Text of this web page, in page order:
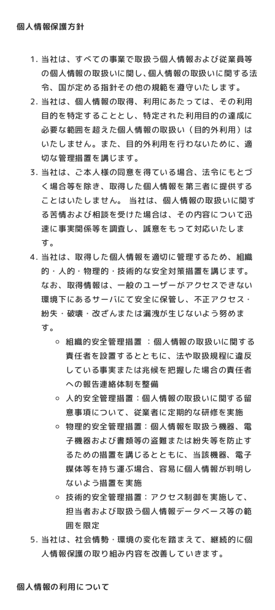
個人情報保護方針
当社は、すべての事業で取扱う個人情報および従業員等
の個人情報の取扱いに関し､個人情報の取扱いに関する法
令、国が定める指針その他の規範を遵守いたします。
当社は、個人情報の取得、利用にあたっては、その利用
目的を特定することとし、特定された利用目的の達成に
必要な範囲を超えた個人情報の取扱い（目的外利用）は
いたしません。また、目的外利用を行わないために、適
切な管理措置を講じます。
当社は、ご本人様の同意を得ている場合、法令にもとづ
く場合等を除き、取得した個人情報を第三者に提供する
ことはいたしません。 当社は、個人情報の取扱いに関す
る苦情および相談を受けた場合は、その内容について迅
速に事実関係等を調査し、誠意をもって対応いたしま
す。
当社は、取得した個人情報を適切に管理するため、組織
的・人的・物理的・技術的な安全対策措置を講じます。
なお、取得情報は、一般のユーザーがアクセスできない
環境下にあるサーバにて安全に保管し、不正アクセス・
紛失・破壊・改ざんまたは漏洩が生じないよう努めま
す。
組織的安全管理措置 ：個人情報の取扱いに関する
責任者を設置するとともに、法や取扱規程に違反
している事実または兆候を把握した場合の責任者
への報告連絡体制を整備
人的安全管理措置：個人情報の取扱いに関する留
意事項について、従業者に定期的な研修を実施
物理的安全管理措置：個人情報を取扱う機器、電
子機器および書類等の盗難または紛失等を防止す
るための措置を講じるとともに、当該機器、電子
媒体等を持ち運ぶ場合、容易に個人情報が判明し
ないよう措置を実施
技術的安全管理措置：アクセス制御を実施して、
担当者および取扱う個人情報データベース等の範
囲を限定
当社は、社会情勢・環境の変化を踏まえて、継続的に個
人情報保護の取り組み内容を改善していきます。
個人情報の利用について